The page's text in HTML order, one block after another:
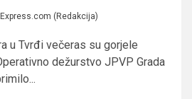
(Redakcija)
u Tvrđi večeras su gorjele
dežurstvo JPVP Grada